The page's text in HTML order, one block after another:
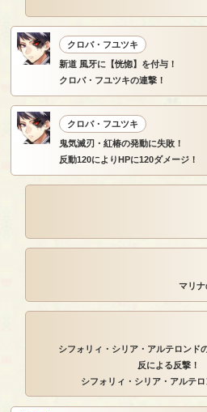
クロバ・フユツキ
新道 風牙に【恍惚】を付与！
クロバ・フユツキの連撃！
クロバ・フユツキ
鬼気滅刃・紅椿の発動に失敗！
反動120によりHPに120ダメージ！
マリナ
シフォリィ・シリア・アルテロンド
反による反撃！
シフォリィ・シリア・アルテ